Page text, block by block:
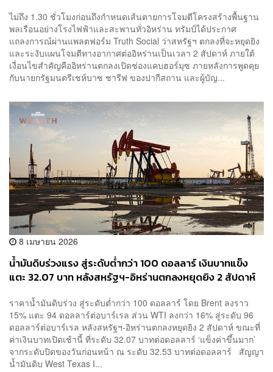
ไม่ถึง 1.30 ชั่วโมงก่อนถึงกำหนดเส้นตายการโจมตีโครงสร้างพื้นฐาน
พลเรือนอย่างโรงไฟฟ้าและสะพานทั่วอิหร่าน ทรัมป์ได้ประกาศ
แถลงการณ์ผ่านแพลตฟอร์ม Truth Social ว่าสหรัฐฯ ตกลงที่จะหยุดยิง
และระงับแผนโจมตีทางอากาศต่ออิหร่านเป็นเวลา 2 สัปดาห์ ภายใต้
เงื่อนไขสำคัญคืออิหร่านตกลงเปิดช่องแคบฮอร์มุซ ภายหลังการพูดคุย
กับนายกรัฐมนตรีเชห์บาซ ชารีฟ ของปากีสถาน และผู้บัญ...
8 เมษายน 2026
น้ำมันดิบร่วงแรง สู่ระดับต่ำกว่า 100 ดอลลาร์ เงินบาทแข็ง
แตะ 32.07 บาท หลังสหรัฐฯ-อิหร่านตกลงหยุดยิง 2 สัปดาห์
ราคาน้ำมันดิบร่วง สู่ระดับต่ำกว่า 100 ดอลลาร์ โดย Brent ลงราว
15% แตะ 94 ดอลลาร์ต่อบาร์เรล ส่วน WTI ลงกว่า 16% สู่ระดับ 96
ดอลลาร์ต่อบาร์เรล หลังสหรัฐฯ-อิหร่านตกลงหยุดยิง 2 สัปดาห์ ขณะที่
ค่าเงินบาทเปิดเช้านี้ ที่ระดับ 32.07 บาทต่อดอลลาร์ ‘แข็งค่าขึ้นมาก’
จากระดับปิดของวันก่อนหน้า ณ ระดับ 32.53 บาทต่อดอลลาร์ สัญญา
น้ำมันดิบ West Texas I...